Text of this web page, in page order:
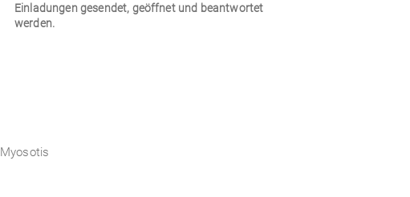
Einladungen gesendet, geöffnet und beantwortet
werden.
Myosotis